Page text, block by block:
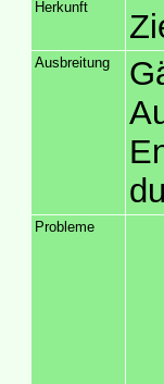
Herkunft
Ausbreitung
Probleme